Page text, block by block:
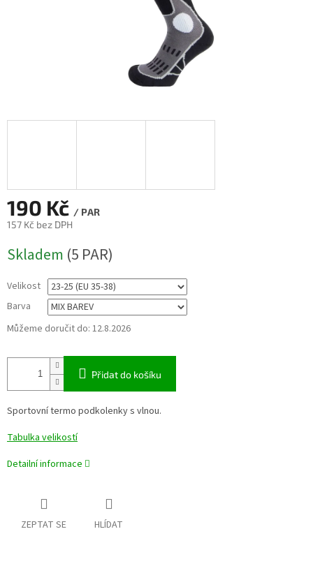
190 Kč / PAR
157 Kč bez DPH
cena:
Skladem (5 PAR)
Velikost
Barva
Můžeme doručit do: 12.8.2026
Přidat do košíku
Sportovní termo podkolenky s vlnou.
Tabulka velikostí
Detailní informace
ZEPTAT SE HLÍDAT